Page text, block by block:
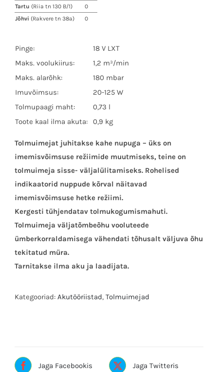
Tartu (Riia tn 130 B/1)
0
Jõhvi (Rakvere tn 38a) 0
Pinge:
18 V LXT
Maks. voolukiirus:
1,2 m³/min
Maks. alarõhk:
180 mbar
Imuvõimsus:
20-125 W
Tolmupaagi maht:
0,73 l
Toote kaal ilma akuta:
0,9 kg
Tolmuimejat juhitakse kahe nupuga – üks on
imemisvõimsuse režiimide muutmiseks, teine ​​on
tolmuimeja sisse- väljalülitamiseks. Rohelised
indikaatorid nuppude kõrval näitavad
imemisvõimsuse hetke režiimi.
Kergesti tühjendatav tolmukogumismahuti.
Tolmuimeja väljatõmbeõhu vooluteede
ümberkorraldamisega vähendati tõhusalt väljuva õhu
tekitatud müra.
Tarnitakse ilma aku ja laadijata.
Kategooriad: Akutööriistad, Tolmuimejad
Jaga Facebookis Jaga Twitteris